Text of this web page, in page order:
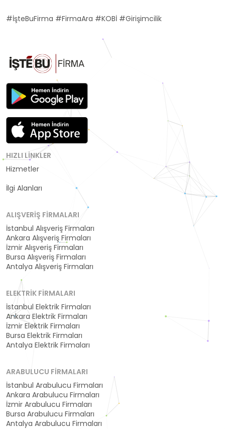
#İşteBuFirma #FirmaAra #KOBİ #Girişimcilik
HIZLI LINKLER
Hizmetler
İlgi Alanları
ALIŞVERIŞ FIRMALARI
İstanbul Alışveriş Firmaları
Ankara Alışveriş Firmaları
İzmir Alışveriş Firmaları
Bursa Alışveriş Firmaları
Antalya Alışveriş Firmaları
ELEKTRIK FIRMALARI
İstanbul Elektrik Firmaları
Ankara Elektrik Firmaları
İzmir Elektrik Firmaları
Bursa Elektrik Firmaları
Antalya Elektrik Firmaları
ARABULUCU FIRMALARI
İstanbul Arabulucu Firmaları
Ankara Arabulucu Firmaları
İzmir Arabulucu Firmaları
Bursa Arabulucu Firmaları
Antalya Arabulucu Firmaları